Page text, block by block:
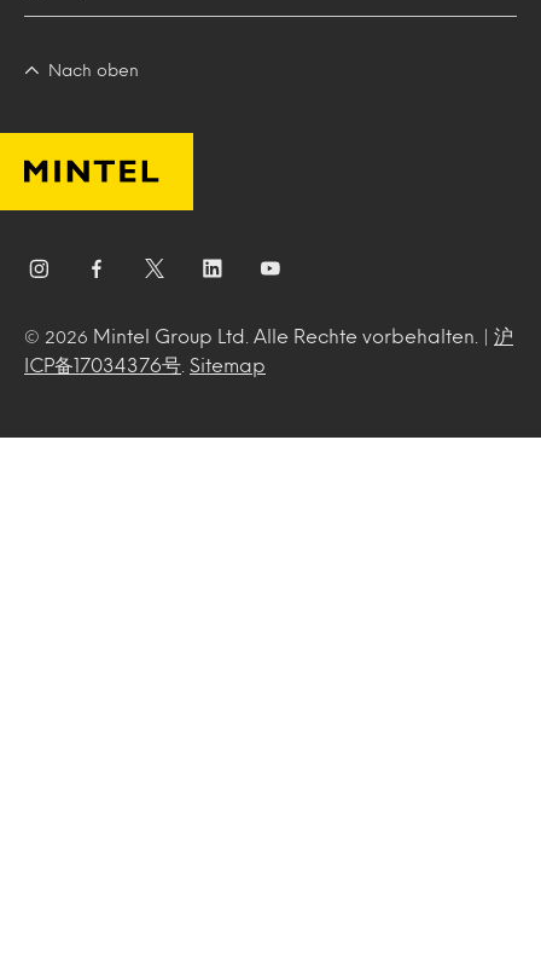
Nach oben
© 2026 Mintel Group Ltd. Alle Rechte vorbehalten. | 沪
ICP备17034376号
Sitemap